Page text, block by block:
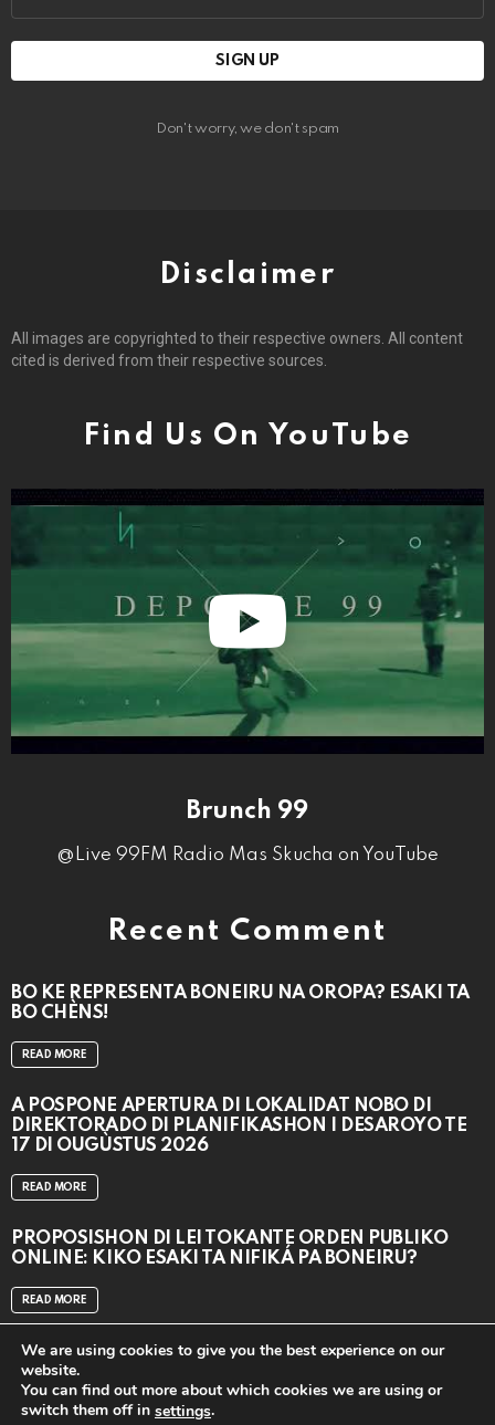
Don't worry, we don't spam
Disclaimer
All images are copyrighted to their respective owners. All content
cited is derived from their respective sources.
Find Us On YouTube
Brunch 99
@Live 99FM Radio Mas Skucha on YouTube
Recent Comment
BO KE REPRESENTÁ BONEIRU NA OROPA? ESAKI TA
BO CHÈNS!
READ MORE
A POSPONÉ APERTURA DI LOKALIDAT NOBO DI
DIREKTORADO DI PLANIFIKASHON I DESAROYO TE
17 DI OUGÙSTUS 2026
READ MORE
PROPOSISHON DI LEI TOKANTE ÒRDEN PÚBLIKO
ONLINE: KIKO ESAKI TA NIFIKÁ PA BONEIRU?
READ MORE
We are using cookies to give you the best experience on our
website.
You can find out more about which cookies we are using or
switch them off in settings.